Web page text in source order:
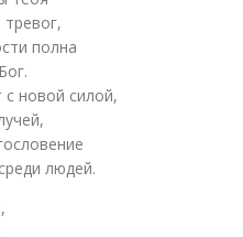
полна
с новой силой,
людей.